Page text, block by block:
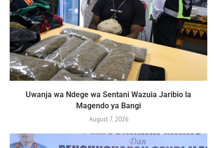
Uwanja wa Ndege wa Sentani Wazuia Jaribio la
Magendo ya Bangi
August 7, 2026